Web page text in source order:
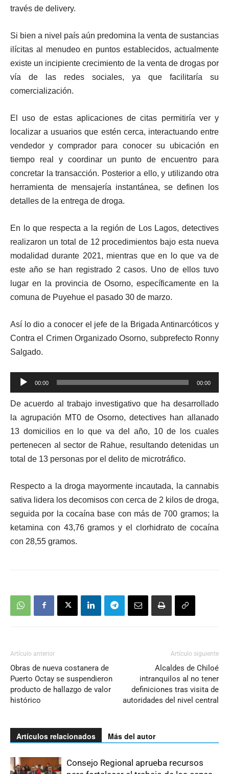
través de delivery.
Si bien a nivel país aún predomina la venta de sustancias
ilícitas al menudeo en puntos establecidos, actualmente
existe un incipiente crecimiento de la venta de drogas por
vía de las redes sociales, ya que facilitaría su
comercialización.
El uso de estas aplicaciones de citas permitiría ver y
localizar a usuarios que estén cerca, interactuando entre
vendedor y comprador para conocer su ubicación en
tiempo real y coordinar un punto de encuentro para
concretar la transacción. Posterior a ello, y utilizando otra
herramienta de mensajería instantánea, se definen los
detalles de la entrega de droga.
En lo que respecta a la región de Los Lagos, detectives
realizaron un total de 12 procedimientos bajo esta nueva
modalidad durante 2021, mientras que en lo que va de
este año se han registrado 2 casos. Uno de ellos tuvo
lugar en la provincia de Osorno, específicamente en la
comuna de Puyehue el pasado 30 de marzo.
Así lo dio a conocer el jefe de la Brigada Antinarcóticos y
Contra el Crimen Organizado Osorno, subprefecto Ronny
Salgado.
Reproductor
de
audio
00:00 00:00
De acuerdo al trabajo investigativo que ha desarrollado
la agrupación MT0 de Osorno, detectives han allanado
13 domicilios en lo que va del año, 10 de los cuales
pertenecen al sector de Rahue, resultando detenidas un
total de 13 personas por el delito de microtráfico.
Respecto a la droga mayormente incautada, la cannabis
sativa lidera los decomisos con cerca de 2 kilos de droga,
seguida por la cocaína base con más de 700 gramos; la
ketamina con 43,76 gramos y el clorhidrato de cocaína
con 28,55 gramos.
Artículo anterior
Obras de nueva costanera de
Puerto Octay se suspendieron
producto de hallazgo de valor
histórico
Artículo siguiente
Alcaldes de Chiloé
intranquilos al no tener
definiciones tras visita de
autoridades del nivel central
Artículos relacionados Más del autor
Consejo Regional aprueba recursos